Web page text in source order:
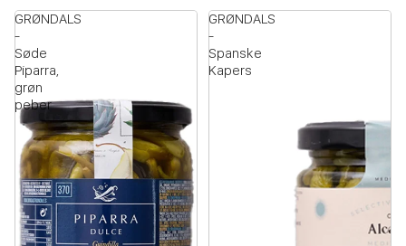
GRØNDALS
-
Søde
Piparra,
grøn
peber
GRØNDALS
-
Spanske
Kapers